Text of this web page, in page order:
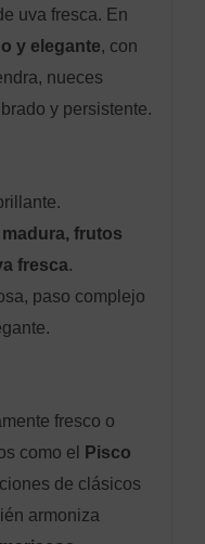
uva fresca. En
y elegante, con
nueces
y persistente.
frutos
fresca.
paso complejo
fresco o
como el
Pisco
de clásicos
armoniza